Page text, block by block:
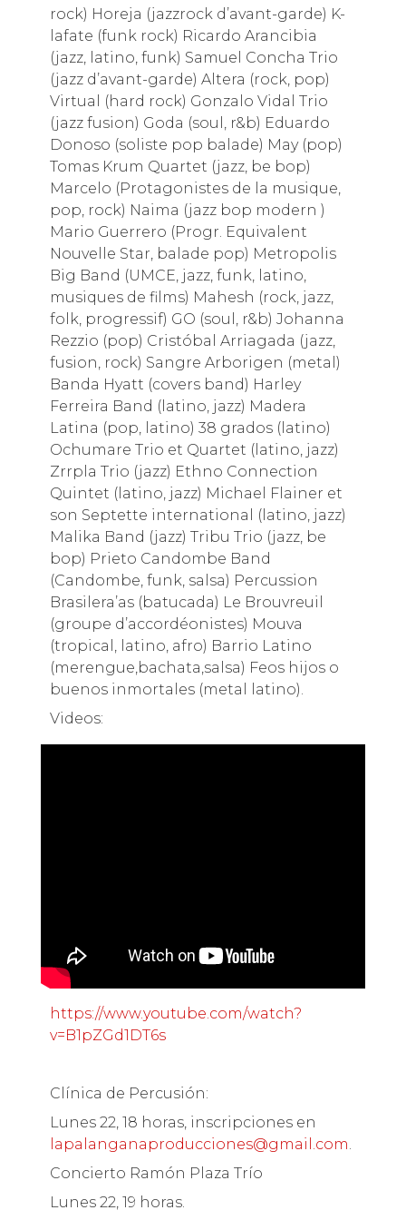
rock) Horeja (jazzrock d’avant-garde) K-
lafate (funk rock) Ricardo Arancibia
(jazz, latino, funk) Samuel Concha Trio
(jazz d’avant-garde) Altera (rock, pop)
Virtual (hard rock) Gonzalo Vidal Trio
(jazz fusion) Goda (soul, r&b) Eduardo
Donoso (soliste pop balade) May (pop)
Tomas Krum Quartet (jazz, be bop)
Marcelo (Protagonistes de la musique,
pop, rock) Naima (jazz bop modern )
Mario Guerrero (Progr. Equivalent
Nouvelle Star, balade pop) Metropolis
Big Band (UMCE, jazz, funk, latino,
musiques de films) Mahesh (rock, jazz,
folk, progressif) GO (soul, r&b) Johanna
Rezzio (pop) Cristóbal Arriagada (jazz,
fusion, rock) Sangre Arborigen (metal)
Banda Hyatt (covers band) Harley
Ferreira Band (latino, jazz) Madera
Latina (pop, latino) 38 grados (latino)
Ochumare Trio et Quartet (latino, jazz)
Zrrpla Trio (jazz) Ethno Connection
Quintet (latino, jazz) Michael Flainer et
son Septette international (latino, jazz)
Malika Band (jazz) Tribu Trio (jazz, be
bop) Prieto Candombe Band
(Candombe, funk, salsa) Percussion
Brasilera’as (batucada) Le Brouvreuil
(groupe d’accordéonistes) Mouva
(tropical, latino, afro) Barrio Latino
(merengue,bachata,salsa) Feos hijos o
buenos inmortales (metal latino).
Videos:
https://www.youtube.com/watch?
v=B1pZGd1DT6s
Clínica de Percusión:
Lunes 22, 18 horas, inscripciones en
lapalanganaproducciones@gmail.com
Concierto Ramón Plaza Trío
Lunes 22, 19 horas.